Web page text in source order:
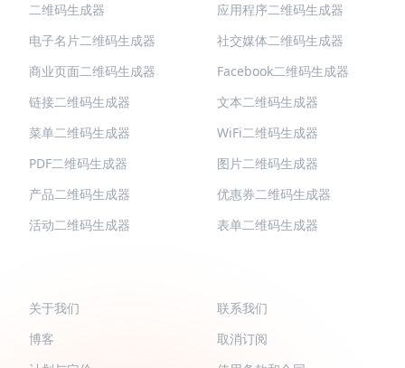
二维码生成器
电子名片二维码生成器
商业页面二维码生成器
链接二维码生成器
菜单二维码生成器
PDF二维码生成器
产品二维码生成器
活动二维码生成器
应用程序二维码生成器
社交媒体二维码生成器
Facebook二维码生成器
文本二维码生成器
WiFi二维码生成器
图片二维码生成器
优惠券二维码生成器
表单二维码生成器
关于我们
博客
联系我们
取消订阅